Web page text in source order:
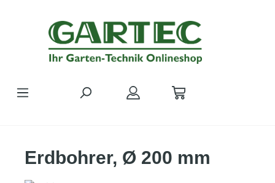
Erdbohrer, Ø 200 mm